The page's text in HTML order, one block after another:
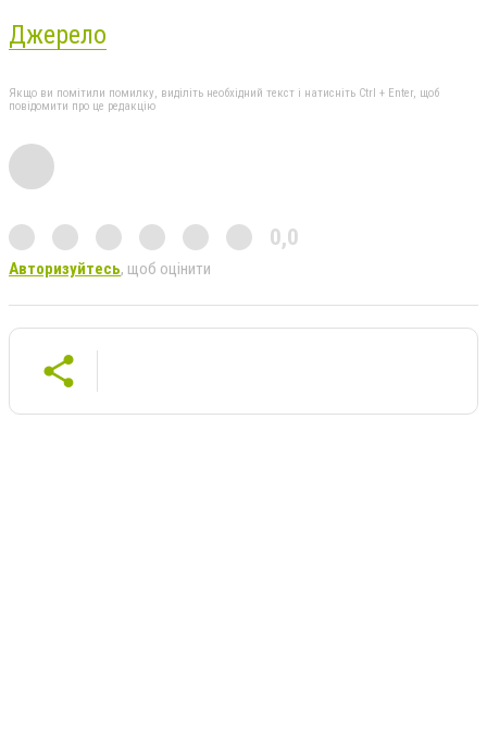
Джерело
Якщо ви помітили помилку, виділіть необхідний текст і натисніть Ctrl + Enter, щоб
повідомити про це редакцію
0,0
Авторизуйтесь, щоб оцінити